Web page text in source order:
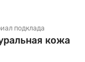
подклада
кожа